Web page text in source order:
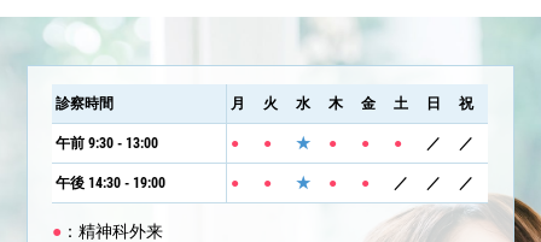
診察時間 月 火 水 木 金 土 日 祝
午前 9:30 - 13:00 ● ● ★ ● ● ● ／ ／
午後 14:30 - 19:00 ● ● ★ ● ● ／ ／ ／
● ：精神科外来